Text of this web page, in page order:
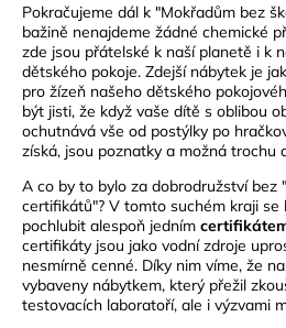
Pokračujeme dál k "Mokřadům bez
bažině nenajdeme žádné chemické
zde jsou přátelské k naší planetě i k
dětského pokoje. Zdejší nábytek je
pro žízeň našeho dětského
být jisti, že když vaše dítě s oblibou
ochutnává vše od postýlky po
získá, jsou poznatky a možná trochu
A co by to bylo za dobrodružství bez
certifikátů"? V tomto suchém kraji se
pochlubit alespoň jedním
certifikáty jsou jako vodní zdroje
nesmírně cenné. Díky nim víme, že
vybaveny nábytkem, který přežil
testovacích laboratoří, ale i výzvami